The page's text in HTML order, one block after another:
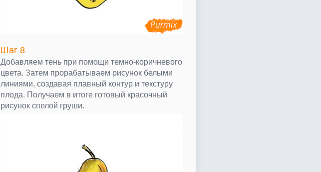
Шаг 8
Добавляем тень при помощи темно-коричневого
цвета. Затем прорабатываем рисунок белыми
линиями, создавая плавный контур и текстуру
плода. Получаем в итоге готовый красочный
рисунок спелой груши.